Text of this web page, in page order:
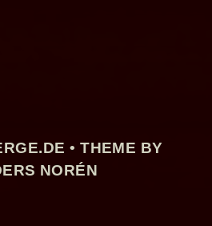
• THEME BY
NORÉN